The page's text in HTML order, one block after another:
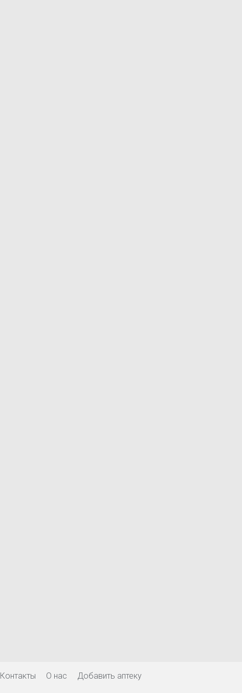
Контакты О нас
Добавить аптеку